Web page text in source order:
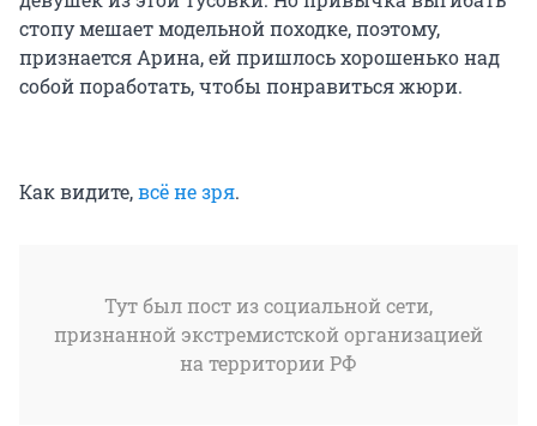
стопу мешает модельной походке, поэтому,
признается Арина, ей пришлось хорошенько над
собой поработать, чтобы понравиться жюри.
Как видите,всё не зря.
Тут был пост из социальной сети,
признанной экстремистской организацией
на территории РФ